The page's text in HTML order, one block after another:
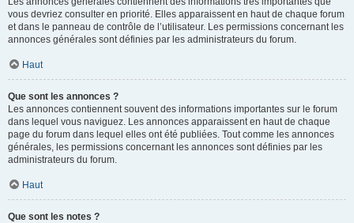
vous devriez consulter en priorité. Elles apparaissent en haut de chaque forum
et dans le panneau de contrôle de l’utilisateur. Les permissions concernant les
annonces générales sont définies par les administrateurs du forum.
Haut
Que sont les annonces ?
Les annonces contiennent souvent des informations importantes sur le forum
dans lequel vous naviguez. Les annonces apparaissent en haut de chaque
page du forum dans lequel elles ont été publiées. Tout comme les annonces
générales, les permissions concernant les annonces sont définies par les
administrateurs du forum.
Haut
Que sont les notes ?